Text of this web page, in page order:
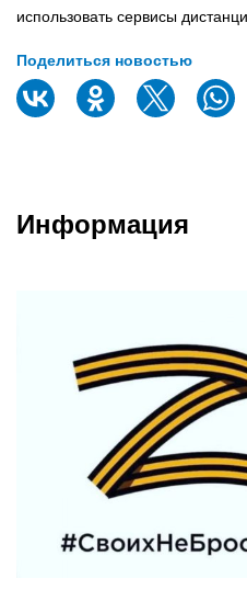
использовать сервисы
Поделиться новостью
Информация